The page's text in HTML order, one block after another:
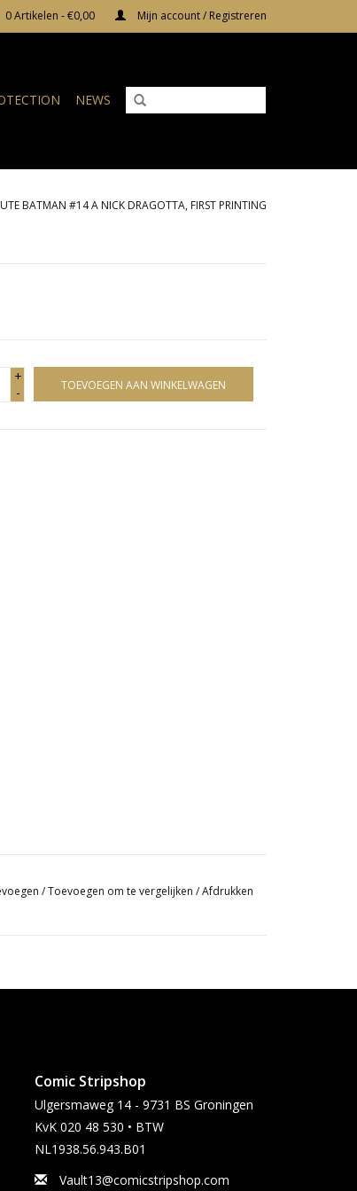
0 Artikelen - €0,00 Mijn account / Registreren
NEWS
BATMAN #14 A NICK DRAGOTTA, FIRST PRINTING
+
-
TOEVOEGEN AAN WINKELWAGEN
/Toevoegen om te vergelijken /Afdrukken
Comic Stripshop
Ulgersmaweg 14 - 9731 BS Groningen
KvK 020 48 530 • BTW
NL1938.56.943.B01
Vault13@comicstripshop.com